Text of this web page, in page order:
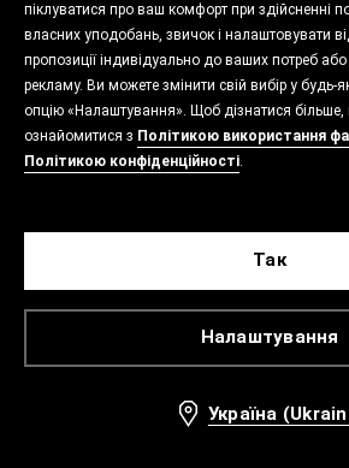
піклуватися про ваш комфорт при здійсненні
власних уподобань, звичок і налаштовувати
пропозиції індивідуально до ваших потреб
рекламу. Ви можете змінити свій вибір у будь-
опцію «Налаштування». Щоб дізнатися
ознайомитися з Політикою використання
Політикою конфіденційності.
Налаштування
Так
Україна